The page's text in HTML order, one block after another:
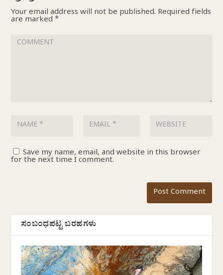
Your email address will not be published. Required fields
are marked *
Save my name, email, and website in this browser
for the next time I comment.
ಸಂಬಂಧಪಟ್ಟ ಬರಹಗಳು